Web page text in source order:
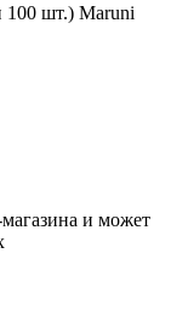
100 шт.) Maruni
и может